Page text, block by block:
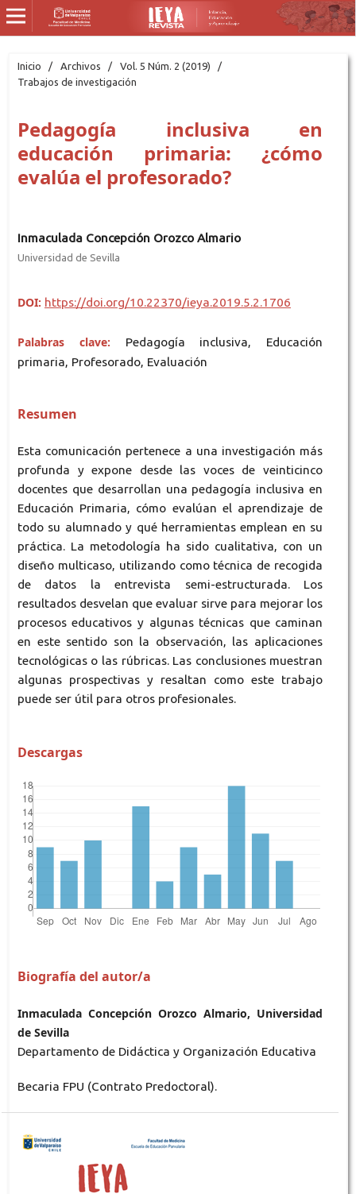
Inicio / Archivos / Vol. 5 Núm. 2 (2019)
/
Trabajos de investigación
Pedagogía inclusiva en
educación primaria: ¿cómo
evalúa el profesorado?
Inmaculada Concepción Orozco Almario
Universidad de Sevilla
DOI: https://doi.org/10.22370/ieya.2019.5.2.1706
Palabras clave:
Pedagogía inclusiva, Educación
primaria, Profesorado, Evaluación
Resumen
Esta comunicación pertenece a una investigación más
profunda y expone desde las voces de veinticinco
docentes que desarrollan una pedagogía inclusiva en
Educación Primaria, cómo evalúan el aprendizaje de
todo su alumnado y qué herramientas emplean en su
práctica. La metodología ha sido cualitativa, con un
diseño multicaso, utilizando como técnica de recogida
de datos la entrevista semi-estructurada. Los
resultados desvelan que evaluar sirve para mejorar los
procesos educativos y algunas técnicas que caminan
en este sentido son la observación, las aplicaciones
tecnológicas o las rúbricas. Las conclusiones muestran
algunas prospectivas y resaltan como este trabajo
puede ser útil para otros profesionales.
Descargas
Biografía del autor/a
Inmaculada Concepción Orozco Almario, Universidad
de Sevilla
Departamento de Didáctica y Organización Educativa
Becaria FPU (Contrato Predoctoral).